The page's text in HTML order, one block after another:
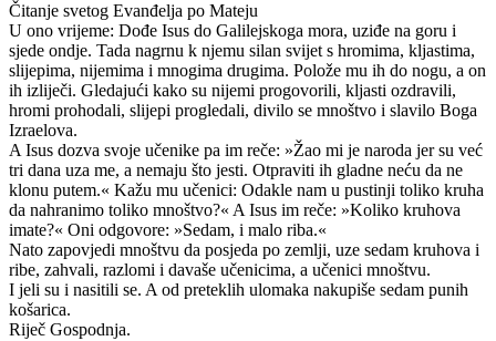
Čitanje svetog Evanđelja po Mateju
U ono vrijeme: Dođe Isus do Galilejskoga mora, uziđe na goru i
sjede ondje. Tada nagrnu k njemu silan svijet s hromima, kljastima,
slijepima, nijemima i mnogima drugima. Polože mu ih do nogu, a on
ih izliječi. Gledajući kako su nijemi progovorili, kljasti ozdravili,
hromi prohodali, slijepi progledali, divilo se mnoštvo i slavilo Boga
Izraelova.
A Isus dozva svoje učenike pa im reče: »Žao mi je naroda jer su već
tri dana uza me, a nemaju što jesti. Otpraviti ih gladne neću da ne
klonu putem.« Kažu mu učenici: Odakle nam u pustinji toliko kruha
da nahranimo toliko mnoštvo?« A Isus im reče: »Koliko kruhova
imate?« Oni odgovore: »Sedam, i malo riba.«
Nato zapovjedi mnoštvu da posjeda po zemlji, uze sedam kruhova i
ribe, zahvali, razlomi i davaše učenicima, a učenici mnoštvu.
I jeli su i nasitili se. A od preteklih ulomaka nakupiše sedam punih
košarica.
Riječ Gospodnja.